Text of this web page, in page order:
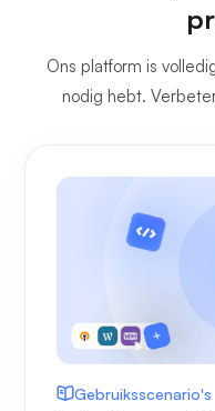
Ons platform is
nodig hebt.
Gebruiksscenario's